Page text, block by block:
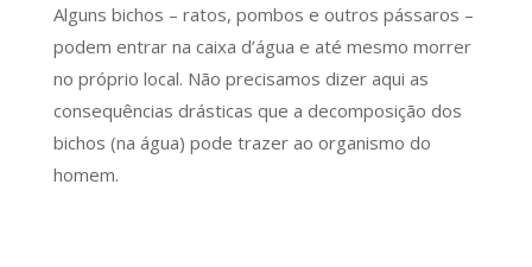
Alguns bichos – ratos, pombos e outros pássaros –
podem entrar na caixa d’água e até mesmo morrer
no próprio local. Não precisamos dizer aqui as
consequências drásticas que a decomposição dos
bichos (na água) pode trazer ao organismo do
homem.